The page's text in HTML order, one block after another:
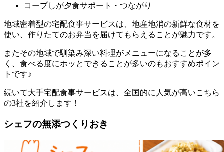
コープしが夕食サポート・つながり
地域密着型の宅配食事サービスは、地産地消の新鮮な食材を
使い、作りたてのお弁当を届けてもらえることが魅力です。
またその地域で馴染み深い料理がメニューになることが多
く、食べる度にホッとできることが多いのもおすすめポイン
トです♪
続いて大手宅配食事サービスは、全国的に人気が高いこちら
の3社を紹介します！
シェフの無添つくりおき